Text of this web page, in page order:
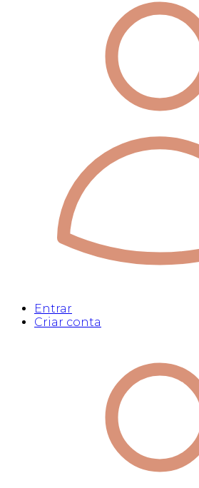
Entrar
Criar conta